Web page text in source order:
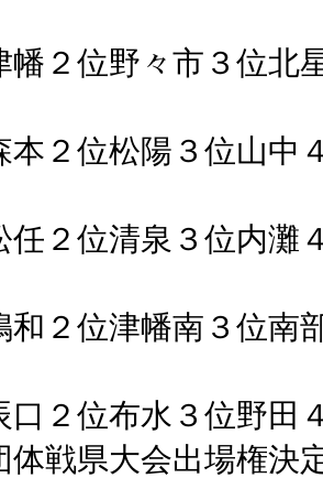
幡２位野々市３位北
本２位松陽３位山中
任２位清泉３位内灘
和２位津幡南３位南
口２位布水３位野田
体戦県大会出場権決